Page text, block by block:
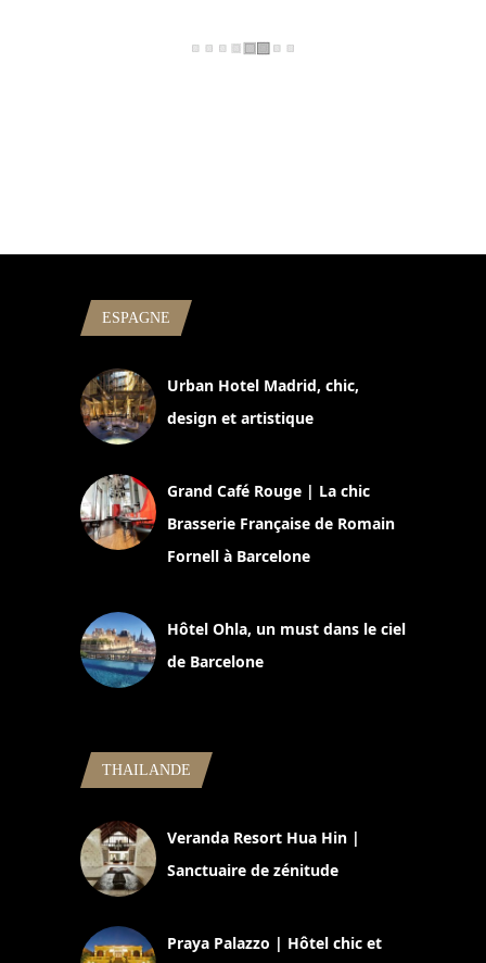
ESPAGNE
Urban Hotel Madrid, chic,
design et artistique
Grand Café Rouge | La chic
Brasserie Française de Romain
Fornell à Barcelone
Hôtel Ohla, un must dans le ciel
de Barcelone
THAILANDE
Veranda Resort Hua Hin |
Sanctuaire de zénitude
Praya Palazzo | Hôtel chic et